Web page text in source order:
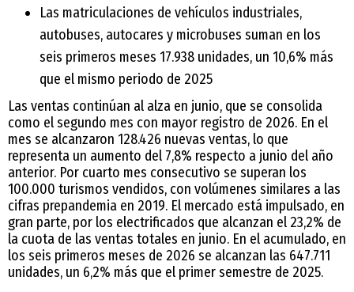
Las matriculaciones de vehículos industriales,
autobuses, autocares y microbuses suman en los
seis primeros meses 17.938 unidades, un 10,6% más
que el mismo periodo de 2025
Las ventas continúan al alza en junio, que se consolida
como el segundo mes con mayor registro de 2026. En el
mes se alcanzaron 128.426 nuevas ventas, lo que
representa un aumento del 7,8% respecto a junio del año
anterior. Por cuarto mes consecutivo se superan los
100.000 turismos vendidos, con volúmenes similares a las
cifras prepandemia en 2019. El mercado está impulsado, en
gran parte, por los electrificados que alcanzan el 23,2% de
la cuota de las ventas totales en junio. En el acumulado, en
los seis primeros meses de 2026 se alcanzan las 647.711
unidades, un 6,2% más que el primer semestre de 2025.